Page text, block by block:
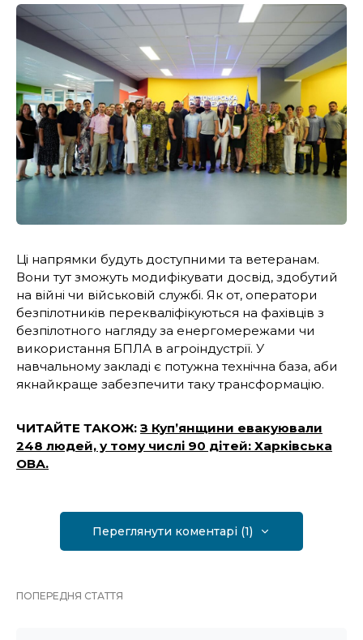
Ці напрямки будуть доступними та ветеранам.
Вони тут зможуть модифікувати досвід, здобутий
на війні чи військовій службі. Як от, оператори
безпілотників перекваліфікуються на фахівців з
безпілотного нагляду за енергомережами чи
використання БПЛА в агроіндустрії. У
навчальному закладі є потужна технічна база, аби
якнайкраще забезпечити таку трансформацію.
ЧИТАЙТЕ ТАКОЖ: З Куп’янщини евакуювали
248 людей, у тому числі 90 дітей: Харківська
ОВА.
Переглянути коментарі (1)
ПОПЕРЕДНЯ СТАТТЯ